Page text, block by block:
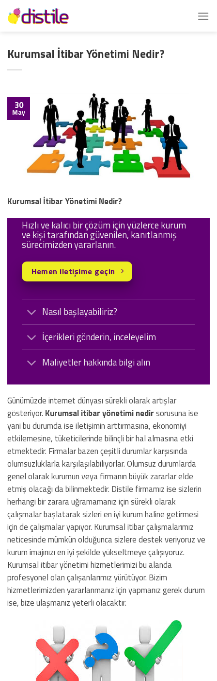
İçeriğe
atla
Kurumsal İtibar Yönetimi Nedir?
30
May
Kurumsal İtibar Yönetimi Nedir?
Nasıl başlayabiliriz?
İçerikleri gönderin, inceleyelim
Maliyetler hakkında bilgi alın
Hızlı ve kalıcı bir çözüm için yüzlerce kurum
ve kişi tarafından güvenilen, kanıtlanmış
sürecimizden yararlanın.
Hemen iletişime geçin
Günümüzde internet dünyası sürekli olarak artışlar
gösteriyor. Kurumsal itibar yönetimi nedirsorusuna ise
yani bu durumda ise iletişimin arttırmasına, ekonomiyi
etkilemesine, tüketicilerinde bilinçli bir hal almasına etki
etmektedir. Firmalar bazen çeşitli durumlar karşısında
olumsuzluklarla karşılaşılabiliyorlar. Olumsuz durumlarda
genel olarak kurumun veya firmanın büyük zararlar elde
etmiş olacağı da bilinmektedir. Distile firmamız ise sizlerin
herhangi bir zarara uğramamanız için sürekli olarak
çalışmalar başlatarak sizleri en iyi kurum haline getirmesi
için de çalışmalar yapıyor. Kurumsal itibar çalışmalarımız
neticesinde mümkün olduğunca sizlere destek veriyoruz ve
kurum imajınızı en iyi şekilde yükseltmeye çalışıyoruz.
Kurumsal itibar yönetimi hizmetlerimizi bu alanda
profesyonel olan çalışanlarımız yürütüyor. Bizim
hizmetlerimizden yararlanmanız için yapmanız gerek durum
ise, bize ulaşmanız yeterli olacaktır.